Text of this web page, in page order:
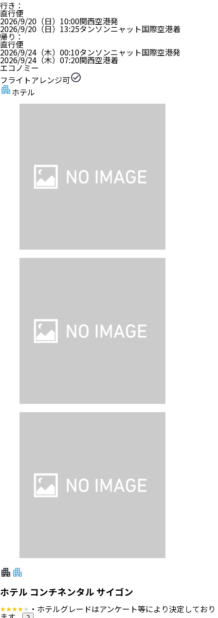
行き ：
直行便
2026/9/20（日） 10:00関西空港発
2026/9/20（日） 13:25タンソンニャット国際空港着
帰り ：
直行便
2026/9/24（木） 00:10タンソンニャット国際空港発
2026/9/24（木） 07:20関西空港着
エコノミー
フライトアレンジ可
ホテル
ホテル コンチネンタル サイゴン
・ホテルグレードはアンケート等により決定しており